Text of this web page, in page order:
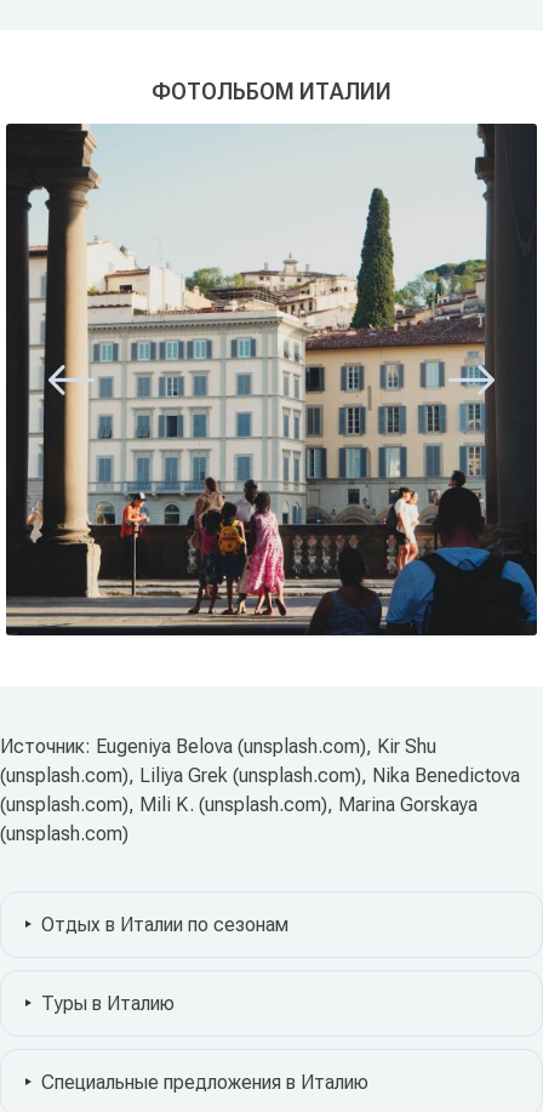
ФОТОЛЬБОМ ИТАЛИИ
Источник: Eugeniya Belova (unsplash.com), Kir Shu
(unsplash.com), Liliya Grek (unsplash.com), Nika Benedictova
(unsplash.com), Mili K. (unsplash.com), Marina Gorskaya
(unsplash.com)
Отдых в Италии по сезонам
Туры в Италию
Специальные предложения в Италию